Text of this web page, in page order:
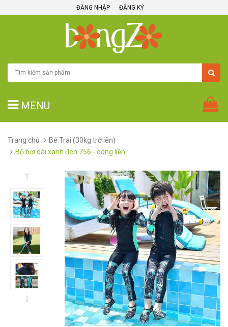
ĐĂNG NHẬP ĐĂNG KÝ
MENU
Trang chủ
Bé Trai (30kg trở lên)
Bộ bơi dài xanh đen 756 - dáng liền